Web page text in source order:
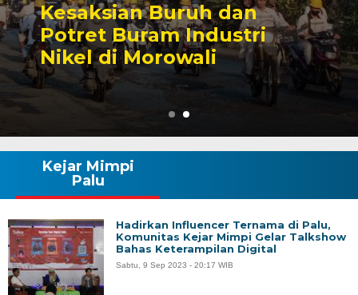
dan
Sengketa
Tambang yang
Karier Politik
Kejar Mimpi
Palu
Hadirkan Influencer Ternama di Palu,
Komunitas Kejar Mimpi Gelar Talkshow
Bahas Keterampilan Digital
Sabtu, 9 Sep 2023 - 20:17 WIB